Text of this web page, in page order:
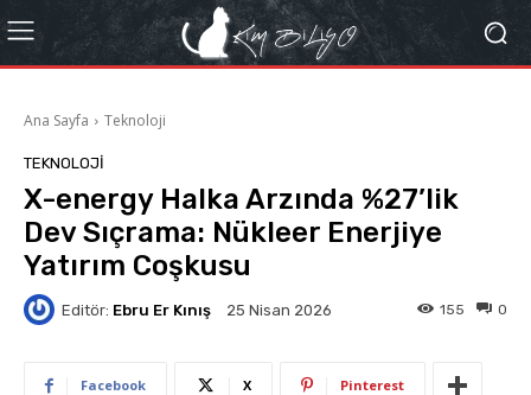
Ana Sayfa Teknoloji
TEKNOLOJI
X-energy Halka Arzında %27’lik
Dev Sıçrama: Nükleer Enerjiye
Yatırım Coşkusu
Editör: Ebru Er Kınış 25 Nisan 2026 0
155
Facebook X Pinterest